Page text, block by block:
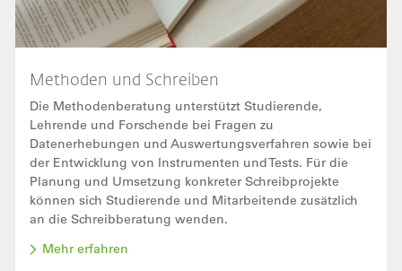
Methoden und Schreiben
Die Methodenberatung unterstützt Studierende,
Lehrende und Forschende bei Fragen zu
Datenerhebungen und Auswertungsverfahren sowie bei
der Entwicklung von Instrumenten und Tests. Für die
Planung und Umsetzung konkreter Schreibprojekte
können sich Studierende und Mitarbeitende zusätzlich
an die Schreibberatung wenden.
Mehr erfahren